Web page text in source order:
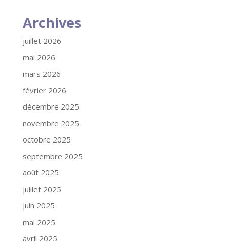
Archives
juillet 2026
mai 2026
mars 2026
février 2026
décembre 2025
novembre 2025
octobre 2025
septembre 2025
août 2025
juillet 2025
juin 2025
mai 2025
avril 2025